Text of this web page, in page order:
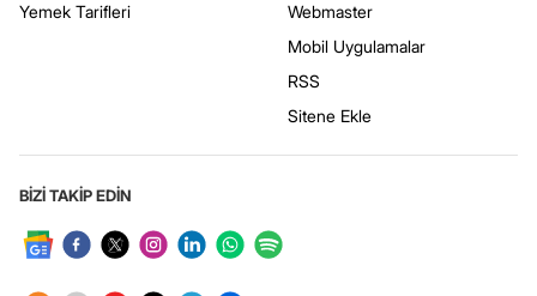
Yemek Tarifleri
Webmaster
Mobil Uygulamalar
RSS
Sitene Ekle
BİZİ TAKİP EDİN